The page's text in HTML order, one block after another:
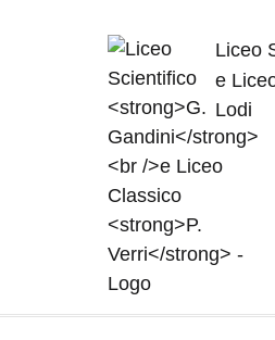
Liceo
e
Lodi